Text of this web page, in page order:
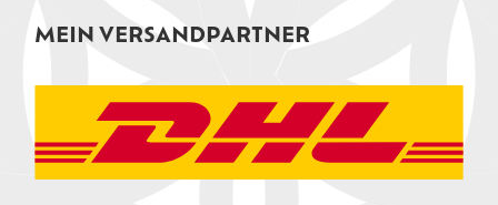
MEIN VERSANDPARTNER